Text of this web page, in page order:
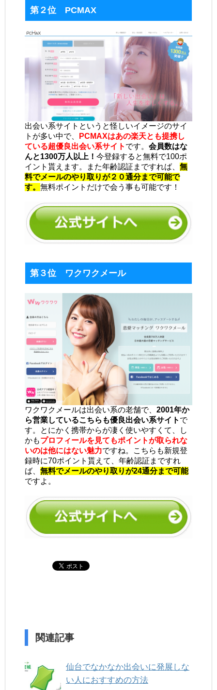
第２位 PCMAX
出会い系サイトというと怪しいイメージのサイ
トが多い中で、
PCMAXはあの楽天とも提携し
ている超優良出会い系サイト です。 会員数はな
んと1300万人以上！ 今登録すると無料で100ポ
イント貰えます。また年齢認証まですれば、 無
料でメールのやり取りが２０通分まで可能で
す。 無料ポイントだけで会う事も可能です！
第３位 ワクワクメール
ワクワクメールは出会い系の老舗で、 2001年か
ら営業しているこちらも優良出会い系サイト で
す。とにかく携帯からが凄く使いやすくて、し
かもプロフィールを見てもポイントが取られな
いのは他にはない魅力ですね。こちらも新規登
録時に70ポイント貰えて、年齢認証まですれ
ば、 無料でメールのやり取りが24通分まで可能
ですよ。
関連記事
仙台でなかなか出会いに発展しな
い人におすすめの方法